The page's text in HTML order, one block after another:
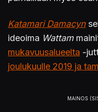
Katamari Damacyn
ideoima Wattam
mukavuusalueelta -
joulukuulle 2019 ja